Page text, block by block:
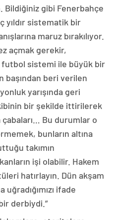
Bildiğiniz gibi Fenerbahçe
yıldır sistematik bir
maruz bırakılıyor.
açmak gerekir,
sistemi ile büyük bir
başından beri verilen
yarışında geri
bir şekilde ittirilerek
Bu durumlar o
bunların altına
takımın
işi olabilir. Hakem
hatırlayın. Dün akşam
uğradığımızı ifade
derbiydi.”